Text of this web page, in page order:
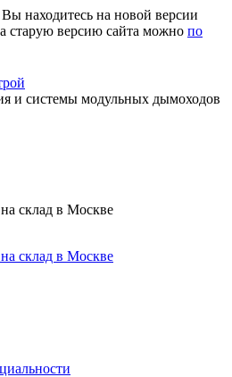
находитесь на новой версии
старую версию сайта можно по
и системы модульных дымоходов
склад в Москве
склад в Москве